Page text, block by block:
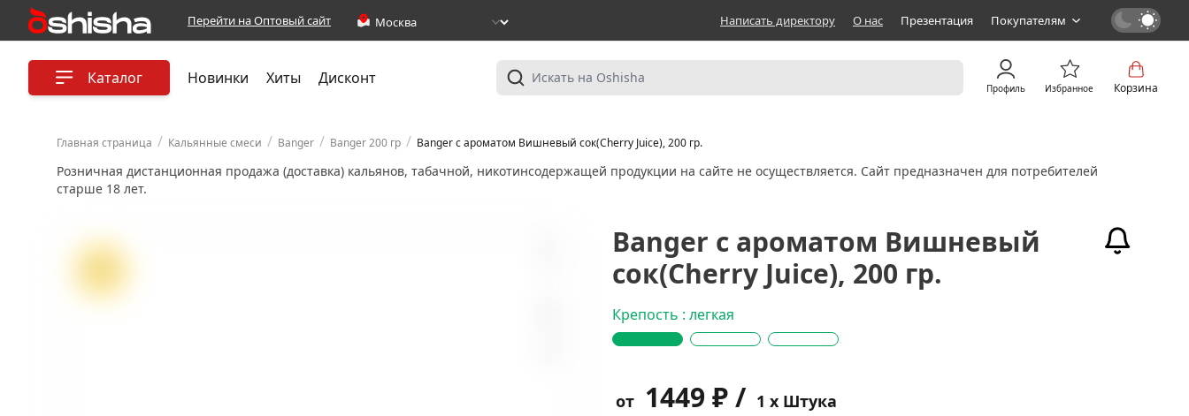
Перейти на Оптовый сайт Написать директору О нас Презентация Покупателям
Каталог Новинки Хиты Дисконт
Профиль Избранное Корзина
Главная страница / Кальянные смеси / Banger / Banger 200 гр / Banger с ароматом Вишневый сок(Cherry Juice), 200 гр.
Розничная дистанционная продажа (доставка) кальянов, табачной, никотинсодержащей продукции на сайте не осуществляется. Сайт предназначен для потребителей
старше 18 лет.
Banger с ароматом Вишневый
сок(Cherry Juice), 200 гр.
Крепость : легкая
от 1449 ₽ / 1 x Штука